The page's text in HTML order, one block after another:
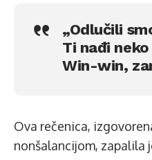
„Odlučili
Ti nađi
Win-win,
Ova rečenica,
nonšalancijom, zapalila